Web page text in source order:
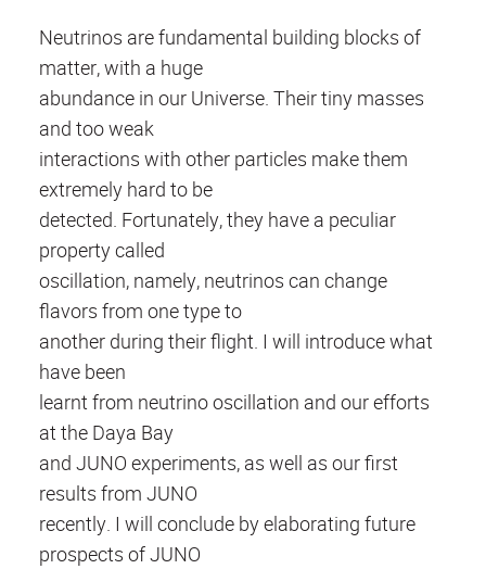
Neutrinos are fundamental building blocks of
matter, with a huge
abundance in our Universe. Their tiny masses
and too weak
interactions with other particles make them
extremely hard to be
detected. Fortunately, they have a peculiar
property called
oscillation, namely, neutrinos can change
flavors from one type to
another during their flight. I will introduce what
have been
learnt from neutrino oscillation and our efforts
at the Daya Bay
and JUNO experiments, as well as our first
results from JUNO
recently. I will conclude by elaborating future
prospects of JUNO